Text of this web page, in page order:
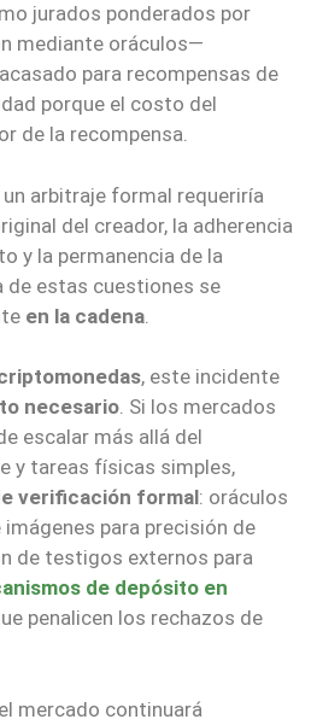
jurados ponderados por
mediante oráculos—
para recompensas de
porque el costo del
de la recompensa.
arbitraje formal requeriría
del creador, la adherencia
y la permanencia de la
de estas cuestiones se
en la cadena
, este incidente
necesario. Si los mercados
escalar más allá del
y tareas físicas simples,
verificación formal: oráculos
para precisión de
de testigos externos para
de depósito en
penalicen los rechazos de
mercado continuará